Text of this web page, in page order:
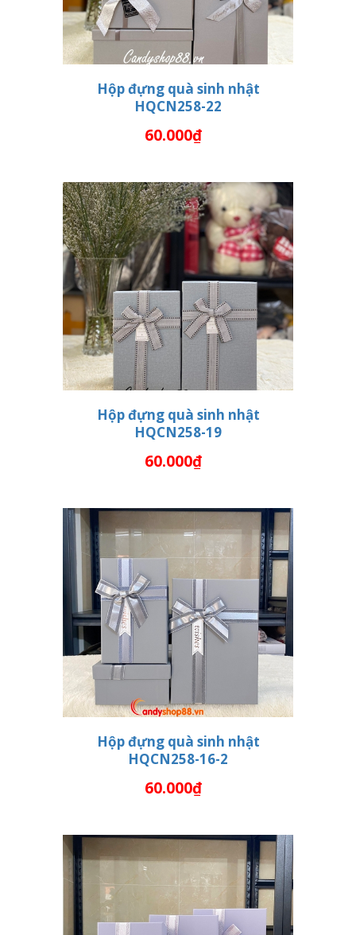
Hộp đựng quà sinh nhật
HQCN258-22
60.000₫
THÊM VÀO GIỎ HÀNG
Hộp đựng quà sinh nhật
HQCN258-19
60.000₫
Hộp đựng quà sinh nhật
HQCN258-16-2
60.000₫